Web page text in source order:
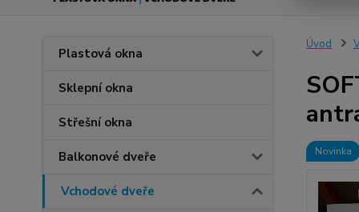
Plastová okna
Sklepní okna
Střešní okna
Balkonové dveře
Vchodové dveře
Úvod
Novinka